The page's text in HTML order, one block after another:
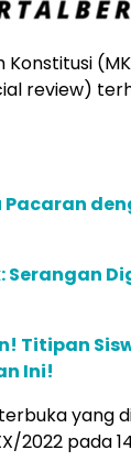
Konstitusi
review)
Serangan
Titipan
Ini!
yang
2022 pada